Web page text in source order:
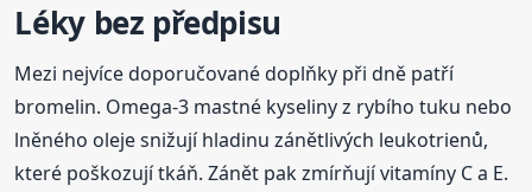
Léky bez předpisu
Mezi nejvíce doporučované doplňky při dně patří
bromelin. Omega-3 mastné kyseliny z rybího tuku nebo
lněného oleje snižují hladinu zánětlivých leukotrienů,
které poškozují tkáň. Zánět pak zmírňují vitamíny C a E.